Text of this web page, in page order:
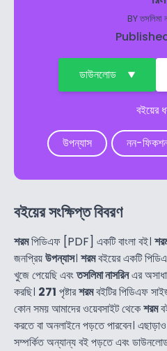
BYতসলিমা
ডাউনলোড
বইয়ের
উপন্যাস নন-
বইয়ের সংক্ষিপ্ত বিবরণ
শরমপিডিএফ [PDF] একটি বাংলা বই।
জনপ্রিয়উপন্যাস। শরমবইয়ের একটি
খুজে পেয়েছি এবংতসলিমা নাসরিনএর
করছি। 271 পৃষ্টারশরমবইটির পিডিএফ
কোন সময় আমাদের ওয়েবসাইট থেকেশরম
করতে বা অনলাইনে পড়তে পারবেন।
সম্পর্কিত অন্যান্য বই পড়তে এবং